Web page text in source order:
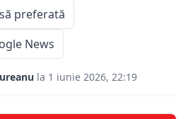
preferată
News
la 1 iunie 2026, 22:19